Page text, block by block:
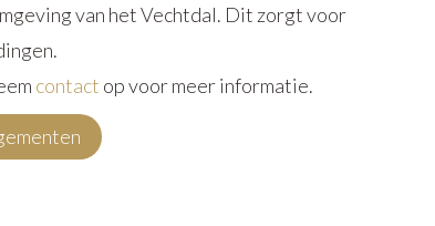
van het Vechtdal. Dit zorgt voor
contact op voor meer informatie.